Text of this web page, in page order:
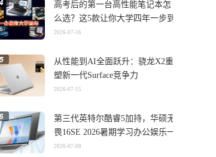
高考后的第一台高性能笔记本怎
么选？这5款让你大学四年一步到
位
2026-07-16
从性能到AI全面跃升：骁龙X2重
塑新一代Surface竞争力
2026-07-15
第三代英特尔酷睿5加持，华硕无
畏16SE 2026暑期学习办公娱乐一
机搞定
2026-07-08